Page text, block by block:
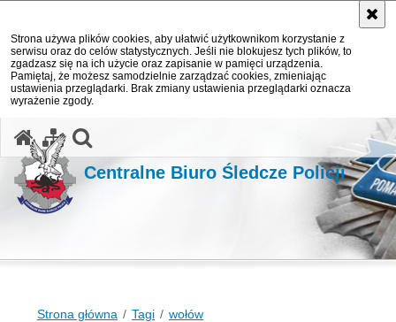
Strona używa plików cookies, aby ułatwić użytkownikom korzystanie z
serwisu oraz do celów statystycznych. Jeśli nie blokujesz tych plików, to
zgadzasz się na ich użycie oraz zapisanie w pamięci urządzenia.
Pamiętaj, że możesz samodzielnie zarządzać cookies, zmieniając
ustawienia przeglądarki. Brak zmiany ustawienia przeglądarki oznacza
wyrażenie zgody.
Centralne Biuro Śledcze Policji
Strona główna Tagi wołów